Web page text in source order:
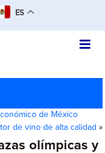
ES
de México
de vino de alta calidad »
olímpicas y